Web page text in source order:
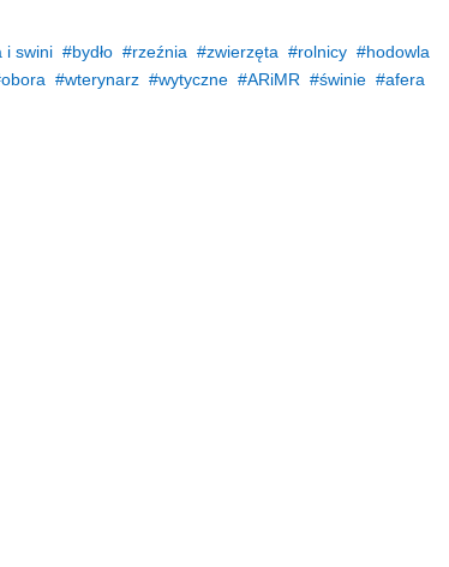
i swini bydło rzeźnia zwierzęta rolnicy
hodowla
obora wterynarz wytyczne ARiMR świnie
afera